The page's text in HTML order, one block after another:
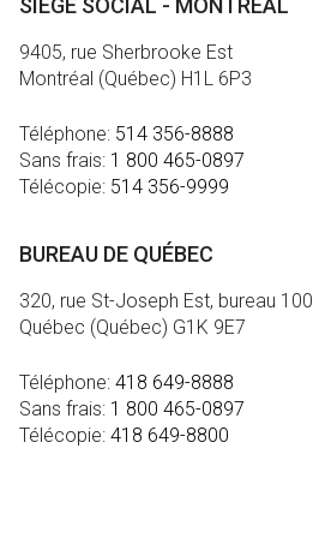
SIÈGE SOCIAL - MONTRÉAL
9405, rue Sherbrooke Est
Montréal (Québec) H1L 6P3
Téléphone: 514 356-8888
Sans frais: 1 800 465-0897
Télécopie: 514 356-9999
BUREAU DE QUÉBEC
320, rue St-Joseph Est, bureau 100
Québec (Québec) G1K 9E7
Téléphone: 418 649-8888
Sans frais: 1 800 465-0897
Télécopie: 418 649-8800